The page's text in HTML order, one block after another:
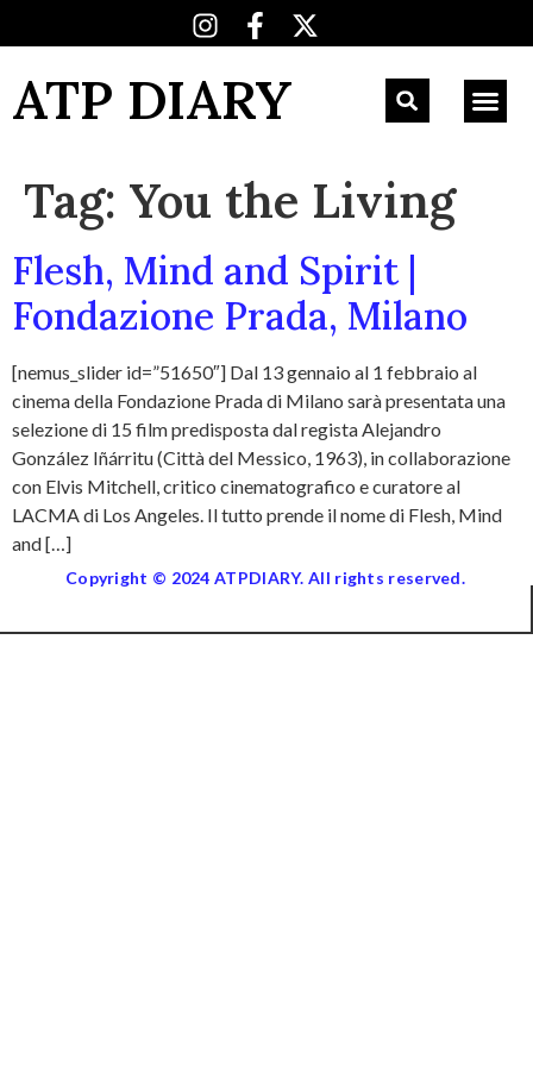
ATP DIARY
Tag: You the Living
Flesh, Mind and Spirit |
Fondazione Prada, Milano
[nemus_slider id=”51650″] Dal 13 gennaio al 1 febbraio al
cinema della Fondazione Prada di Milano sarà presentata una
selezione di 15 film predisposta dal regista Alejandro
González Iñárritu (Città del Messico, 1963), in collaborazione
con Elvis Mitchell, critico cinematografico e curatore al
LACMA di Los Angeles. Il tutto prende il nome di Flesh, Mind
and […]
Copyright © 2024 ATPDIARY. All rights reserved.